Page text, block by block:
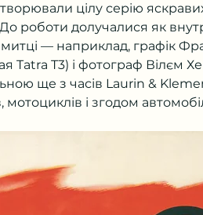
цілу серію
роботи долучалися як
митці — наприклад, графік
Tatra T3) і фотограф Вілєм
ще з часів Laurin &
і згодом